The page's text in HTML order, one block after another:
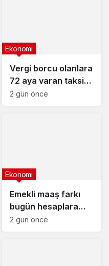
Vergi borcu olanlara
72 aya varan taksit
fırsatı
Ekonomi
2 gün önce
Emekli maaş farkı
bugün hesaplara
yatıyor
Ekonomi
2 gün önce